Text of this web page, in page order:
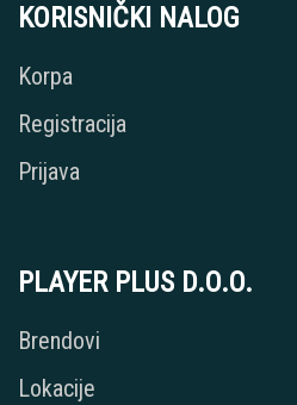
KORISNIČKI NALOG
Korpa
Registracija
Prijava
PLAYER PLUS D.O.O.
Brendovi
Lokacije